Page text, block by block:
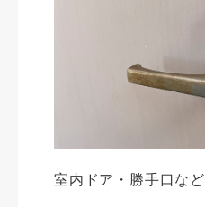
室内ドア・勝手口など